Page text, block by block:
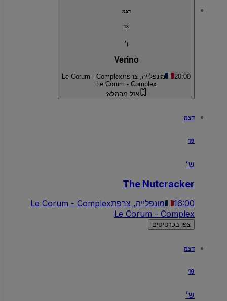
דצמ
Verino
20:00 מונפלייה, צרפתLe Corum - Complex
Le Corum - Complex
אזל מהמלאי
דצמ
ש׳
The Nutcracker
16:00 מונפלייה, צרפתLe Corum - Complex
Le Corum - Complex
צפו בכרטיסים
דצמ
ש׳